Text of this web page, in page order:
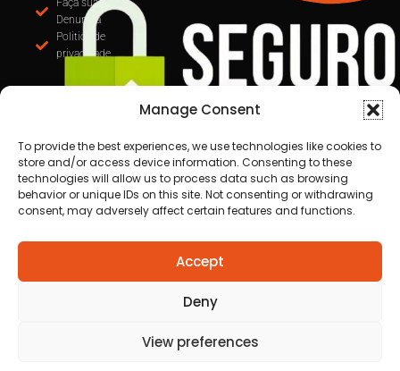
Manage Consent
To provide the best experiences, we use technologies like cookies to
store and/or access device information. Consenting to these
technologies will allow us to process data such as browsing
behavior or unique IDs on this site. Not consenting or withdrawing
consent, may adversely affect certain features and functions.
Accept
Deny
View preferences
MUDANÇA NA EMISSÃO DE NOTAS: CUIABÁ
OBRIGA USO DO EMISSOR NACIONAL DE NFS-e A
PARTIR DE SETEMBRO
Anuncie
aqui
Faça sua
Denuncia